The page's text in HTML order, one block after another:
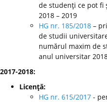
de studenţi ce pot fi
2018 – 2019
HG nr. 185/2018 –
de studii
numărul maxim de
anul universitar
2017-2018:
Licenţă:
HG nr. 615/2017 -